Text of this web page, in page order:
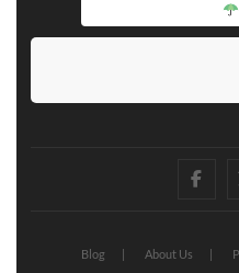
Blog About Us